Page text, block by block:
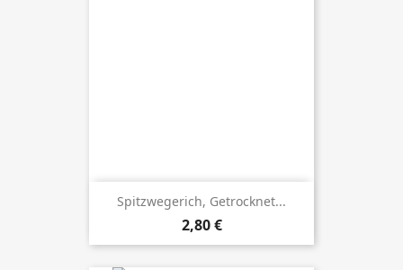
Spitzwegerich, Getrocknet...
Preis
2,80 €